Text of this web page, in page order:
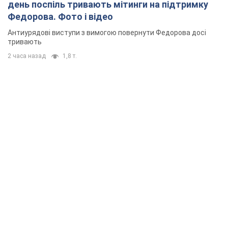
день поспіль тривають мітинги на підтримку
Федорова. Фото і відео
Антиурядові виступи з вимогою повернути Федорова досі
тривають
2 часа назад 1,8 т.